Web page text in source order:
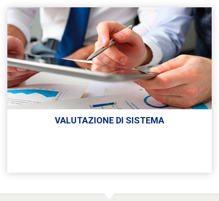
VALUTAZIONE DI SISTEMA